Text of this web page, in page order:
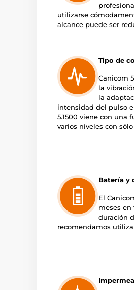
utilizarse
alcance puede ser
Tipo de
Canicom
la
la
intensidad del pulso
5.1500 viene con una
varios niveles con
Batería y
El
meses en
duración
recomendamos